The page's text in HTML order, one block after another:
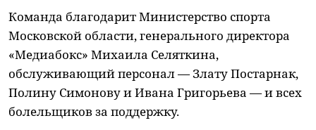
Команда благодарит Министерство спорта
Московской области, генерального директора
«Медиабокс» Михаила Селяткина,
обслуживающий персонал — Злату Постарнак,
Полину Симонову и Ивана Григорьева — и всех
болельщиков за поддержку.